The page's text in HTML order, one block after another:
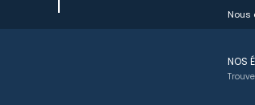
Nous
NOS